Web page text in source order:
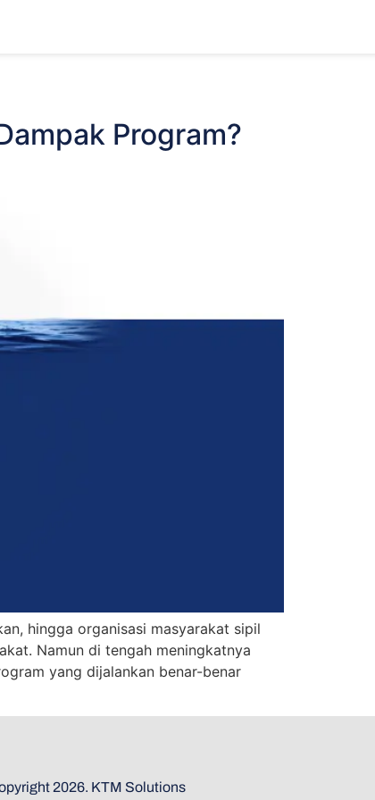
Program?
hingga organisasi masyarakat sipil
Namun di tengah meningkatnya
yang dijalankan benar-benar
2026. KTM Solutions